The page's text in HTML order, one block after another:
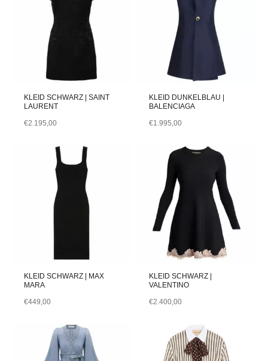
KLEID SCHWARZ | SAINT
LAURENT
€2.195,00
KLEID DUNKELBLAU |
BALENCIAGA
€1.995,00
KLEID SCHWARZ | MAX
MARA
€449,00
KLEID SCHWARZ |
VALENTINO
€2.400,00